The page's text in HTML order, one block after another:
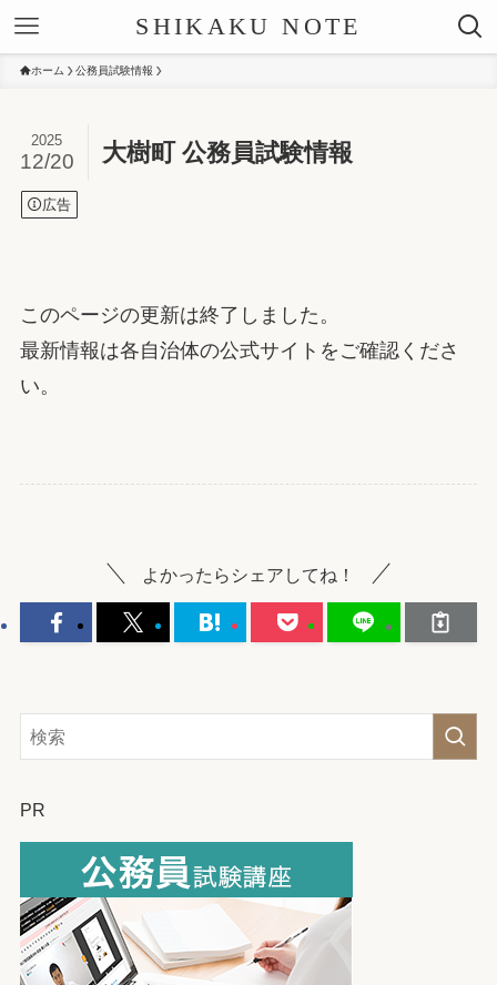
SHIKAKU NOTE
ホーム 公務員試験情報
大樹町 公務員試験情報
2025
12/20
広告
このページの更新は終了しました。
最新情報は各自治体の公式サイトをご確認くださ
い。
よかったらシェアしてね！
PR